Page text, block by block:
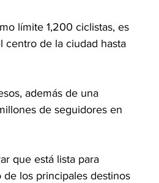
límite 1,200 ciclistas, es
centro de la ciudad hasta
además de una
de seguidores en
que está lista para
los principales destinos